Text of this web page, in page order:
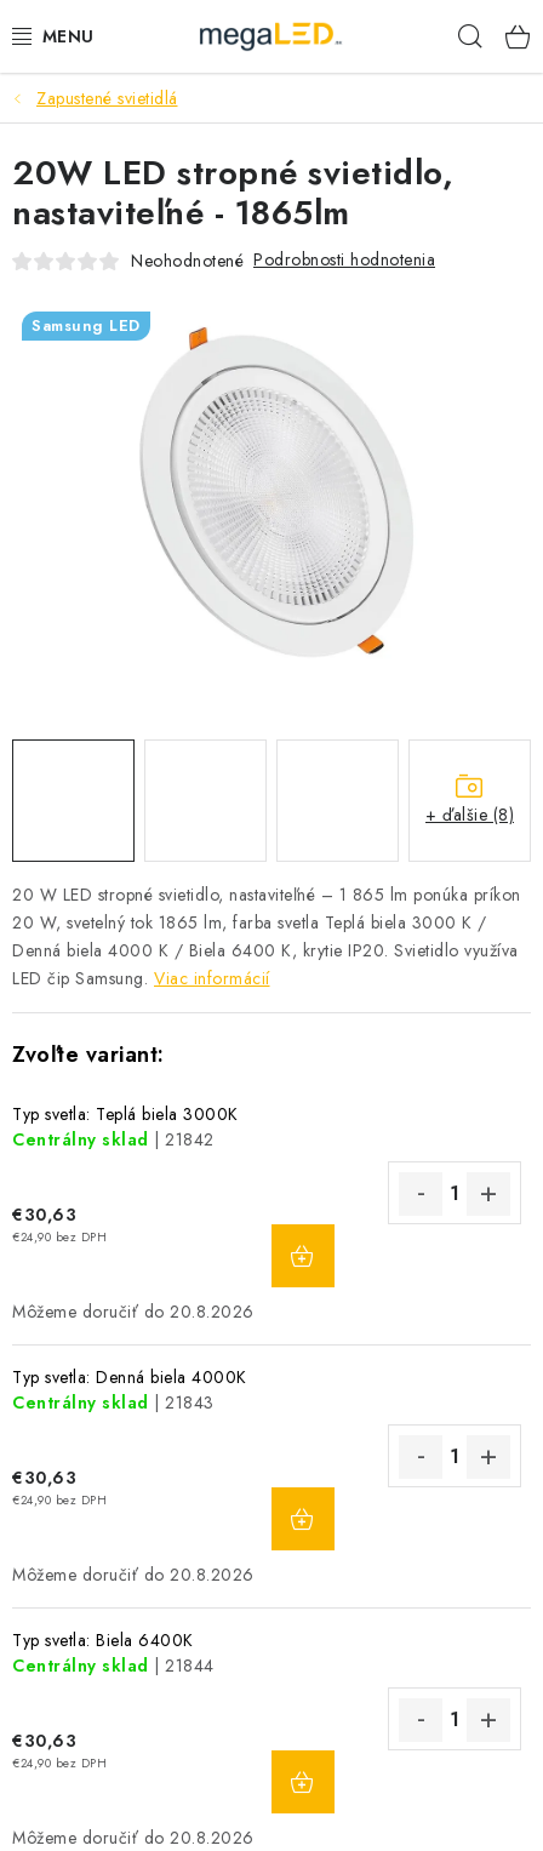
na
PRIEMYSEL
SVIETIDLÁ
ŽIAROVKY A TRUBICE
SAMSUNG SVIETIDLÁ
SOLÁRNE SYSTÉMY
SEZÓNNE VÝPREDAJE POĽNOPOTREBY
OBCHODNÉ PODMIENKY
O NÁS - MEGALED & JANTON ZÁKAMENNÉ
Reklamácie a formulár na odstúpenie od zmluvy
Obchodné podmienky
Podmienky ochrany osobných údajov
Zľavy pre profíkov
Zapustené svietidlá
20 W LED stropné svietidlo, nastaviteľné – 1 865 lm ponúka príkon
20 W, svetelný tok 1865 lm, farba svetla Teplá biela 3000 K /
Denná biela 4000 K / Biela 6400 K, krytie IP20. Svietidlo využíva
LED čip Samsung. Viac informácií
Typ svetla: Teplá biela 3000K
Centrálny sklad
| 21842
€30,63
€24,90 bez DPH
20.8.2026
Typ svetla: Denná biela 4000K
Centrálny sklad
| 21843
€30,63
€24,90 bez DPH
20.8.2026
Typ svetla: Biela 6400K
Centrálny sklad
| 21844
€30,63
€24,90 bez DPH
20.8.2026
20W LED stropné svietidlo,
nastaviteľné - 1865lm
Neohodnotené Podrobnosti hodnotenia
Samsung LED
+ ďalšie (8)